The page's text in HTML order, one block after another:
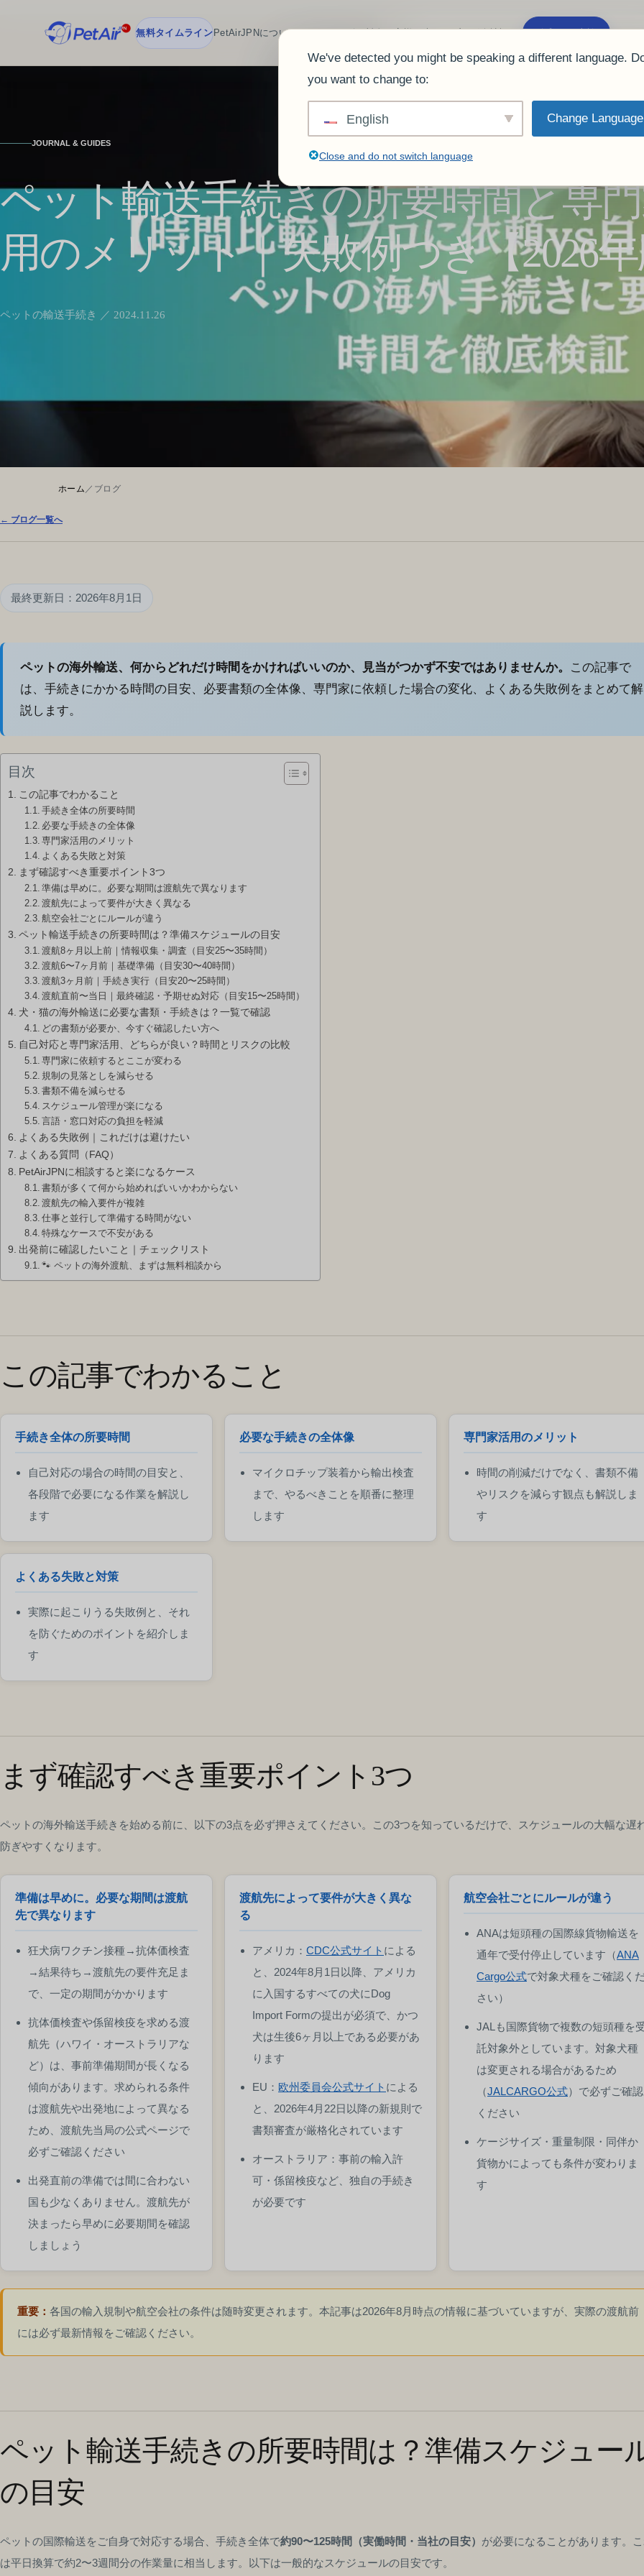
無料タイムライン PetAirJPNについてチームサービス料金お客様の声FAQブログ会社概要 公式LINEで相談
JOURNAL & GUIDES
ペット輸送手続きの所要時間と専
用のメリット｜失敗例つき【2026
ペットの輸送手続き ／ 2024.11.26
ホーム ／ ブログ
← ブログ一覧へ
最終更新日：2026年8月1日
ペットの海外輸送、何からどれだけ時間をかければいいのか、見当がつかず不安ではありませんか。
この記事で
は、手続きにかかる時間の目安、必要書類の全体像、専門家に依頼した場合の変化、よくある失敗例をまとめて解
説します。
目次
この記事でわかること
手続き全体の所要時間
必要な手続きの全体像
専門家活用のメリット
よくある失敗と対策
まず確認すべき重要ポイント3つ
準備は早めに。必要な期間は渡航先で異なります
渡航先によって要件が大きく異なる
航空会社ごとにルールが違う
ペット輸送手続きの所要時間は？準備スケジュールの目安
渡航8ヶ月以上前｜情報収集・調査（目安25〜35時間）
渡航6〜7ヶ月前｜基礎準備（目安30〜40時間）
渡航3ヶ月前｜手続き実行（目安20〜25時間）
渡航直前〜当日｜最終確認・予期せぬ対応（目安15〜25時間）
犬・猫の海外輸送に必要な書類・手続きは？一覧で確認
どの書類が必要か、今すぐ確認したい方へ
自己対応と専門家活用、どちらが良い？時間とリスクの比較
専門家に依頼するとここが変わる
規制の見落としを減らせる
書類不備を減らせる
スケジュール管理が楽になる
言語・窓口対応の負担を軽減
よくある失敗例｜これだけは避けたい
よくある質問（FAQ）
PetAirJPNに相談すると楽になるケース
書類が多くて何から始めればいいかわからない
渡航先の輸入要件が複雑
仕事と並行して準備する時間がない
特殊なケースで不安がある
出発前に確認したいこと｜チェックリスト
🐾 ペットの海外渡航、まずは無料相談から
この記事でわかること
手続き全体の所要時間
自己対応の場合の時間の目安と、
各段階で必要になる作業を解説し
ます
必要な手続きの全体像
マイクロチップ装着から輸出検査
まで、やるべきことを順番に整理
します
専門家活用のメリット
時間の削減だけでなく、書類不備
やリスクを減らす観点も解説しま
す
よくある失敗と対策
実際に起こりうる失敗例と、それ
を防ぐためのポイントを紹介しま
す
まず確認すべき重要ポイント3つ
ペットの海外輸送手続きを始める前に、以下の3点を必ず押さえてください。この3つを知っているだけで、スケジュールの大幅な遅
防ぎやすくなります。
準備は早めに。必要な期間は渡航
先で異なります
狂犬病ワクチン接種→抗体価検査
→結果待ち→渡航先の要件充足ま
で、一定の期間がかかります
抗体価検査や係留検疫を求める渡
航先（ハワイ・オーストラリアな
ど）は、事前準備期間が長くなる
傾向があります。求められる条件
は渡航先や出発地によって異なる
ため、渡航先当局の公式ページで
必ずご確認ください
出発直前の準備では間に合わない
国も少なくありません。渡航先が
決まったら早めに必要期間を確認
しましょう
渡航先によって要件が大きく異な
る
アメリカ： CDC公式サイト による
と、2024年8月1日以降、アメリカ
に入国するすべての犬にDog
Import Formの提出が必須で、かつ
犬は生後6ヶ月以上である必要があ
ります
EU： 欧州委員会公式サイト による
と、2026年4月22日以降の新規則で
書類審査が厳格化されています
オーストラリア：事前の輸入許
可・係留検疫など、独自の手続き
が必要です
航空会社ごとにルールが違う
ANAは短頭種の国際線貨物輸送を
通年で受付停止しています（ANA
Cargo公式で対象犬種をご確認く
さい）
JALも国際貨物で複数の短頭種を
託対象外としています。対象犬種
は変更される場合があるため
（JALCARGO公式）で必ずご確認
ください
ケージサイズ・重量制限・同伴か
貨物かによっても条件が変わりま
す
重要： 各国の輸入規制や航空会社の条件は随時変更されます。本記事は2026年8月時点の情報に基づいていますが、実際の渡航前
には必ず最新情報をご確認ください。
ペット輸送手続きの所要時間は？準備スケジュー
の目安
ペットの国際輸送をご自身で対応する場合、手続き全体で約90〜125時間（実働時間・当社の目安） が必要になることがあります。
は平日換算で約2〜3週間分の作業量に相当します。以下は一般的なスケジュールの目安です。
We've detected you might be speaking a different language.
you want to change to:
English Change Language
Close and do not switch language